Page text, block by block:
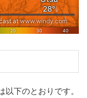
下のとおりです。